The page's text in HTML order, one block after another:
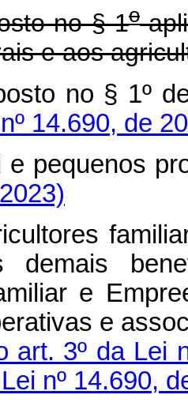
no § 1o
e aos
no §
14.690, de
e pequenos
e
e
art. 3º da Lei
nº 14.690,